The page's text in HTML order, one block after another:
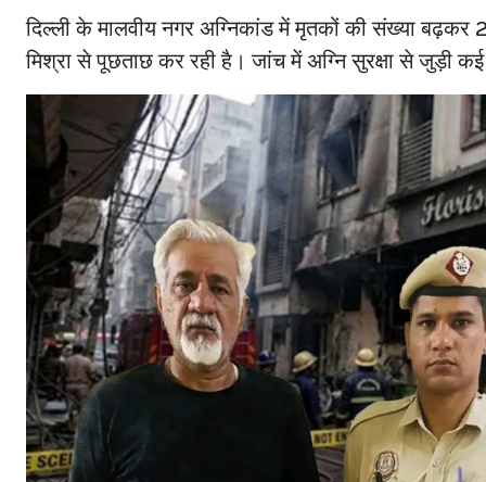
दिल्ली के मालवीय नगर अग्निकांड में मृतकों की संख्या
मिश्रा से पूछताछ कर रही है। जांच में अग्नि सुरक्षा से जुड़ी